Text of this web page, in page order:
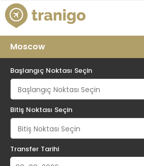
Moscow
Başlangıç Noktası Seçin
Bitiş Noktası Seçin
Transfer Tarihi